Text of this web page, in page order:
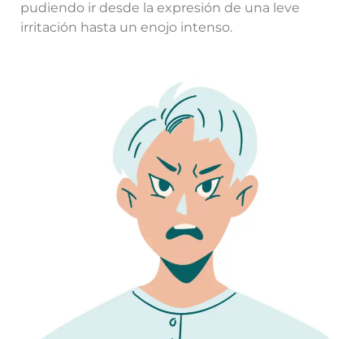
pudiendo ir desde la expresión de una leve
irritación hasta un enojo intenso.